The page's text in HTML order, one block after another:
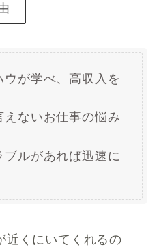
が学べ、高収入を
えないお仕事の悩み
ルがあれば迅速に
近くにいてくれるの